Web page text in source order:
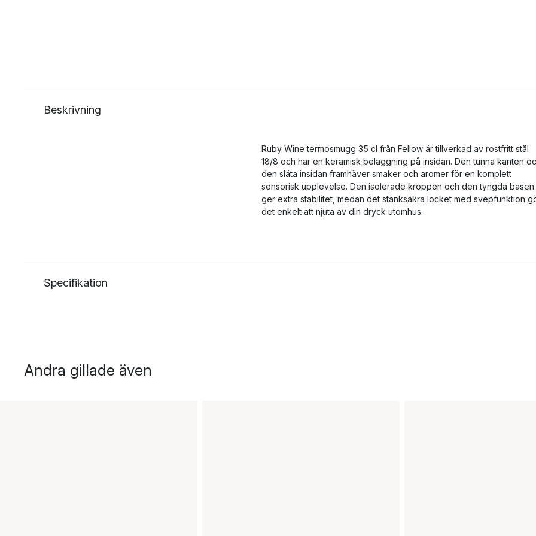
Beskrivning
Ruby Wine termosmugg 35 cl från Fellow är tillverkad av rostfritt stål
18/8 och har en keramisk beläggning på insidan. Den tunna kanten
den släta insidan framhäver smaker och aromer för en komplett
sensorisk upplevelse. Den isolerade kroppen och den tyngda basen
ger extra stabilitet, medan det stänksäkra locket med svepfunktion
det enkelt att njuta av din dryck utomhus.
Specifikation
Andra gillade även